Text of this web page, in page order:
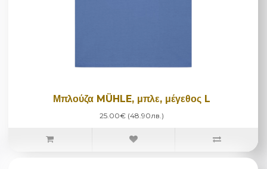
Μπλούζα MÜHLE, μπλε, μέγεθος L
25.00€ (48.90лв.)